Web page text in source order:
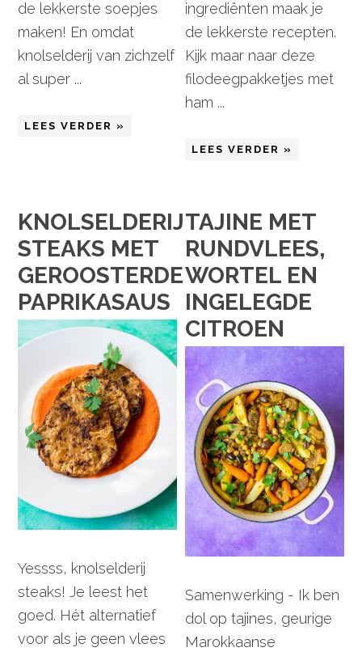
de lekkerste soepjes
maken! En omdat
knolselderij van zichzelf
al super ...
LEES VERDER »
ingrediënten maak je
de lekkerste recepten.
Kijk maar naar deze
filodeegpakketjes met
ham ...
LEES VERDER »
KNOLSELDERIJ
STEAKS MET
GEROOSTERDE
PAPRIKASAUS
Yessss, knolselderij
steaks! Je leest het
goed. Hét alternatief
voor als je geen vlees
TAJINE MET
RUNDVLEES,
WORTEL EN
INGELEGDE
CITROEN
Samenwerking - Ik ben
dol op tajines, geurige
Marokkaanse